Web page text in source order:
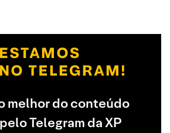
melhor do conteúdo
Telegram da XP